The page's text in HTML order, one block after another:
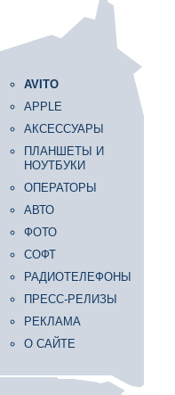
AVITO
APPLE
АКСЕССУАРЫ
ПЛАНШЕТЫ И
НОУТБУКИ
ОПЕРАТОРЫ
АВТО
ФОТО
СОФТ
РАДИОТЕЛЕФОНЫ
ПРЕСС-РЕЛИЗЫ
РЕКЛАМА
О САЙТЕ